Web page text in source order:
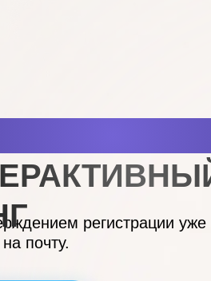
регистрации уже
почту.